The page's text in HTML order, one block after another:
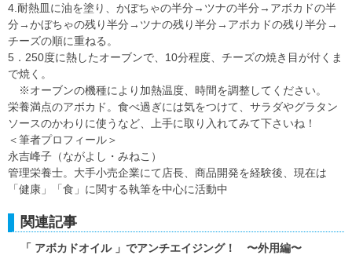
4.耐熱皿に油を塗り、かぼちゃの半分→ツナの半分→アボカドの半
分→かぼちゃの残り半分→ツナの残り半分→アボカドの残り半分→
チーズの順に重ねる。
5．250度に熱したオーブンで、10分程度、チーズの焼き目が付くま
で焼く。
※オーブンの機種により加熱温度、時間を調整してください。
栄養満点のアボカド。食べ過ぎには気をつけて、サラダやグラタン
ソースのかわりに使うなど、上手に取り入れてみて下さいね！
＜筆者プロフィール＞
永吉峰子（ながよし・みねこ）
管理栄養士。大手小売企業にて店長、商品開発を経験後、現在は
「健康」「食」に関する執筆を中心に活動中
関連記事
「 アボカドオイル 」でアンチエイジング！ 〜外用編〜